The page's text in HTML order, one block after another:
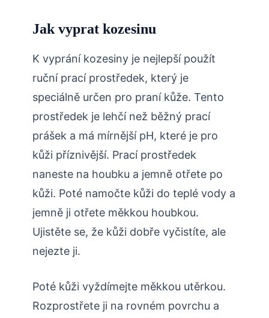
Jak vyprat kozesinu
K vyprání kozesiny je nejlepší použít
ruční prací prostředek, který je
speciálně určen pro praní kůže. Tento
prostředek je lehčí než běžný prací
prášek a má mírnější pH, které je pro
kůži příznivější. Prací prostředek
naneste na houbku a jemně otřete po
kůži. Poté namočte kůži do teplé vody a
jemně ji otřete měkkou houbkou.
Ujistěte se, že kůži dobře vyčistíte, ale
nejezte ji.
Poté kůži vyždímejte měkkou utěrkou.
Rozprostřete ji na rovném povrchu a